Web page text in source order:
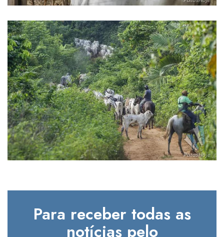
Para receber todas as
notícias pelo